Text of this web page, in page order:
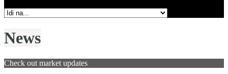
News
Check out market updates